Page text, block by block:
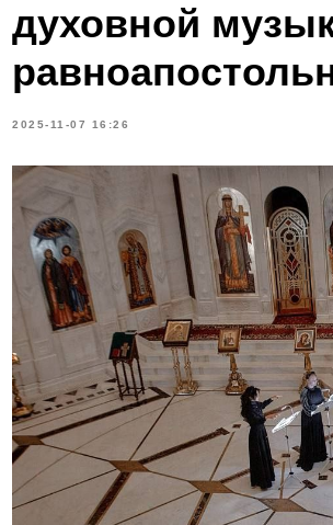
духовной
2025-11-07 16:26